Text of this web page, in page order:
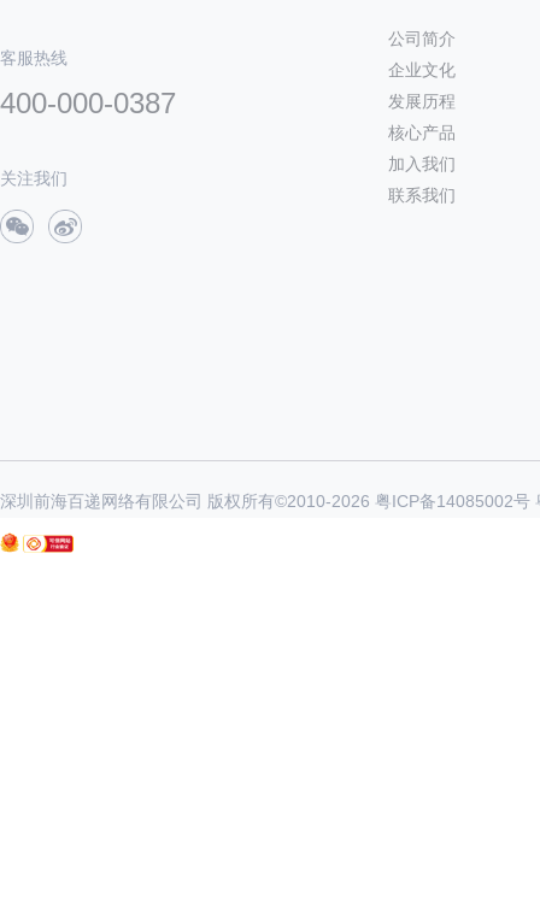
客服热线
400-000-0387
关注我们
公司简介
企业文化
发展历程
核心产品
加入我们
联系我们
深圳前海百递网络有限公司 版权所有©2010-2026 粤ICP备14085002号